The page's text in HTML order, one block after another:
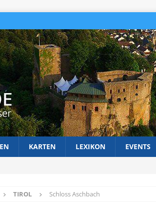
KARTEN LEXIKON EVENTS
TIROL Schloss Aschbach